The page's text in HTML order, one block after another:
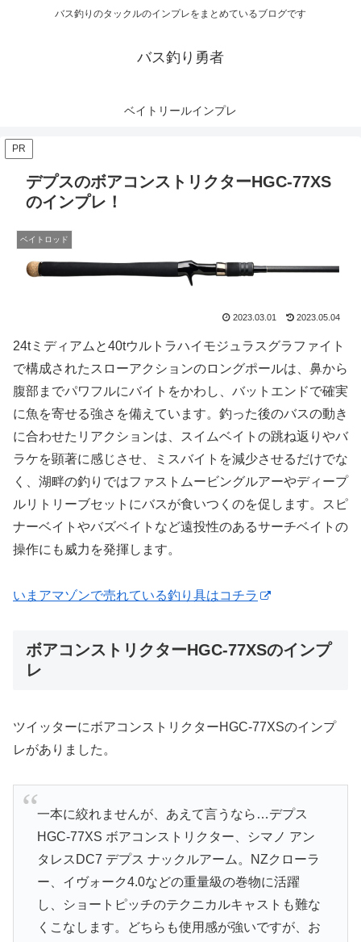
バス釣りのタックルのインプレをまとめているブログです
バス釣り勇者
ベイトリールインプレ
PR
デプスのボアコンストリクターHGC-77XS
のインプレ！
ベイトロッド
2023.03.01 2023.05.04
24tミディアムと40tウルトラハイモジュラスグラファイト
で構成されたスローアクションのロングポールは、鼻から
腹部までパワフルにバイトをかわし、バットエンドで確実
に魚を寄せる強さを備えています。釣った後のバスの動き
に合わせたリアクションは、スイムベイトの跳ね返りやバ
ラケを顕著に感じさせ、ミスバイトを減少させるだけでな
く、湖畔の釣りではファストムービングルアーやディープ
ルリトリーブセットにバスが食いつくのを促します。スピ
ナーベイトやバズベイトなど遠投性のあるサーチベイトの
操作にも威力を発揮します。
いまアマゾンで売れている釣り具はコチラ
ボアコンストリクターHGC-77XSのインプ
レ
ツイッターにボアコンストリクターHGC-77XSのインプ
レがありました。
一本に絞れませんが、あえて言うなら…デプス
HGC-77XS ボアコンストリクター、シマノ アン
タレスDC7 デプス ナックルアーム。NZクローラ
ー、イヴォーク4.0などの重量級の巻物に活躍
し、ショートピッチのテクニカルキャストも難な
くこなします。どちらも使用感が強いですが、お